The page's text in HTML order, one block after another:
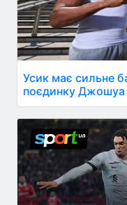
Усик має сильне
поєдинку